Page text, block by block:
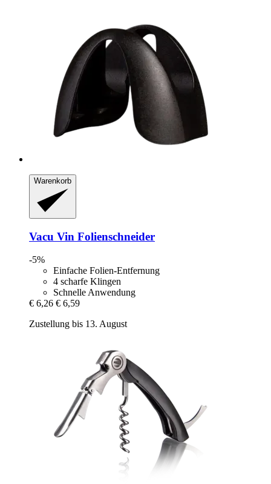
Warenkorb
Vacu Vin Folienschneider
-5%
Einfache Folien-Entfernung
4 scharfe Klingen
Schnelle Anwendung
€ 6,26 € 6,59
Zustellung bis 13. August